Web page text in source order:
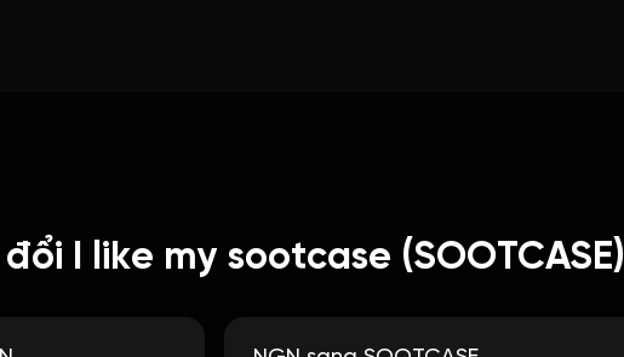
I like my sootcase (SOOTCASE)